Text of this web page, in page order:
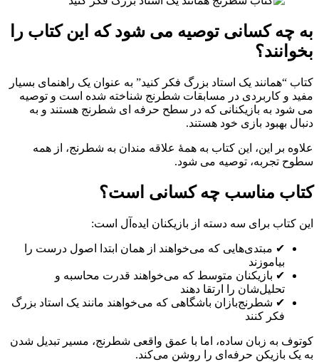
به چه کسانی توصیه می شود که این کتاب را
بخوانند؟
کتاب “همانند یک استاد بزرگ فکر کنید” به عنوان یک راهنمای بسیار
مفید و کاربردی در مسابقات شطرنج شناخته شده است و توصیه
می شود به بازیکنانی که در سطح حرفه ای شطرنج هستند و به
دنبال بهبود بازی خود هستند.
علاوه بر این، این کتاب به همهٔ علاقه مندان به شطرنج، از همه
سطوح تجربه، توصیه می شود.
کتاب مناسب چه کسانی است؟
این کتاب برای سه دسته از بازیکنان ایده‌آل است:
✔ مبتدی‌هایی که می‌خواهند از همان ابتدا اصول درست را
بیاموزند
✔ بازیکنان متوسط که می‌خواهند قدرت محاسبه و
تحلیل‌شان را ارتقا دهند
✔ شطرنج‌بازان باشگاهی که می‌خواهند مانند یک استاد بزرگ
فکر کنند
کوتوف به زبان ساده، اما با عمق واقعی شطرنج، مسیر تبدیل شدن
به یک بازیکن حرفه‌ای را روشن می‌کند.